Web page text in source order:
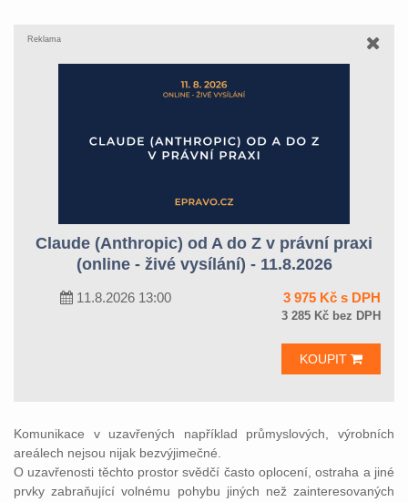
Reklama
Claude (Anthropic) od A do Z v právní praxi
(online - živé vysílání) - 11.8.2026
11.8.2026 13:00 3 975 Kč s DPH
3 285 Kč bez DPH
KOUPIT
Komunikace v uzavřených například průmyslových, výrobních
areálech nejsou nijak bezvýjimečné.
O uzavřenosti těchto prostor svědčí často oplocení, ostraha a jiné
prvky zabraňující volnému pohybu jiných než zainteresovaných